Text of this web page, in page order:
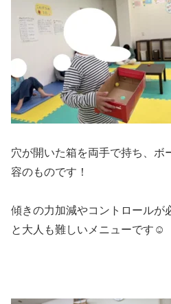
穴が開いた箱を両手で持ち、ボ
容のものです！
傾きの力加減やコントロールが
と大人も難しいメニューです☺️